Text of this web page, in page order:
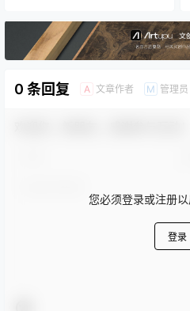
0 条回复 A 文章作者 M 管理员
您必须登录或注册
登录